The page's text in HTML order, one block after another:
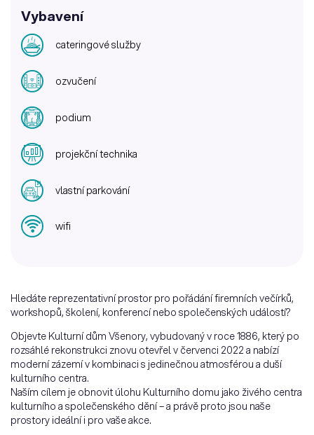
Vybavení
cateringové služby
ozvučení
podium
projekční technika
vlastní parkování
wifi
Hledáte reprezentativní prostor pro pořádání firemních večírků,
workshopů, školení, konferencí nebo společenských událostí?
Objevte Kulturní dům Všenory, vybudovaný v roce 1886, který po
rozsáhlé rekonstrukci znovu otevřel v červenci 2022 a nabízí
moderní zázemí v kombinaci s jedinečnou atmosférou a duší
kulturního centra.
Naším cílem je obnovit úlohu Kulturního domu jako živého centra
kulturního a společenského dění – a právě proto jsou naše
prostory ideální i pro vaše akce.